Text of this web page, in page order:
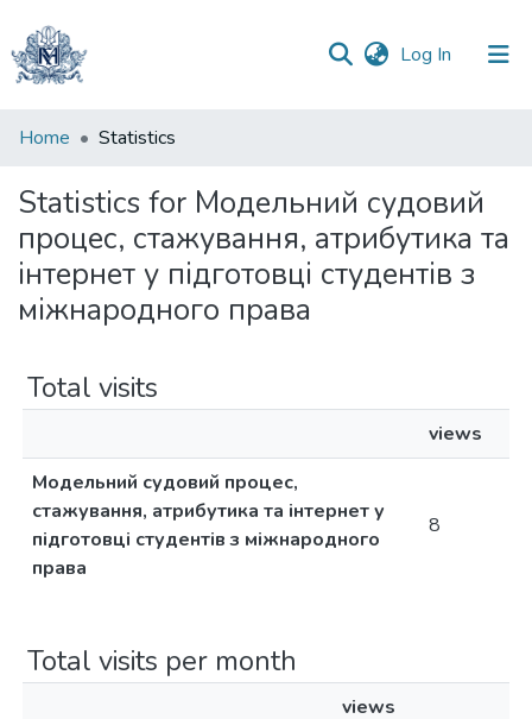
Log In (current)
Communities
Collections
All of DSpace
Home Statistics
Statistics for Модельний судовий
процес, стажування, атрибутика та
інтернет у підготовці студентів з
міжнародного права
Total visits
views
Модельний судовий процес,
стажування, атрибутика та інтернет у
підготовці студентів з міжнародного
права
8
Total visits per month
views